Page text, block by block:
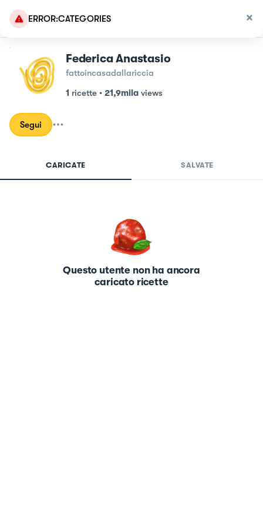
ERROR:CATEGORIES
Federica Anastasio
fattoincasadallariccia
1 ricette • 21,9mila views
Segui
CARICATE SALVATE
Questo utente non ha ancora
caricato ricette